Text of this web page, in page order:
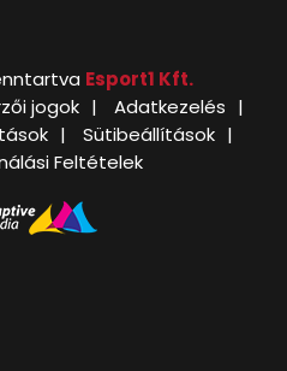
Esport1 Kft.
jogok
Adatkezelés
Sütibeállítások
Feltételek